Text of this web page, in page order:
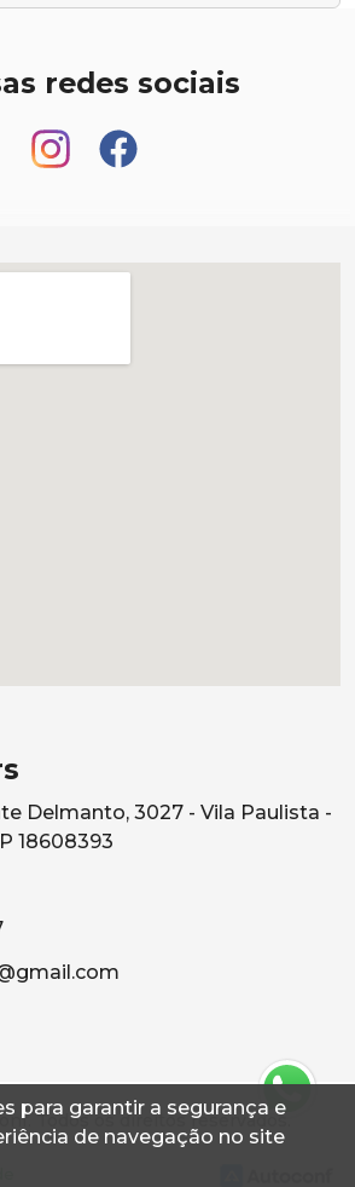
para garantir a segurança e
de navegação no site
redes sociais
Delmanto, 3027 - Vila Paulista -
18608393
Todos os direitos reservados.